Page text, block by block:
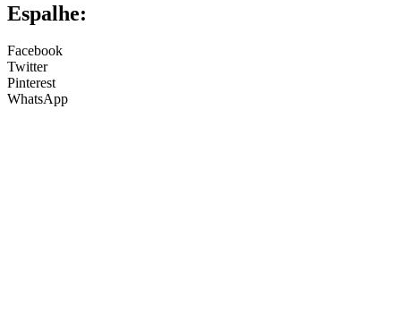
Espalhe:
Facebook
Twitter
Pinterest
WhatsApp